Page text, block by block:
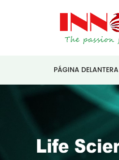
PÁGINA DELANTERA